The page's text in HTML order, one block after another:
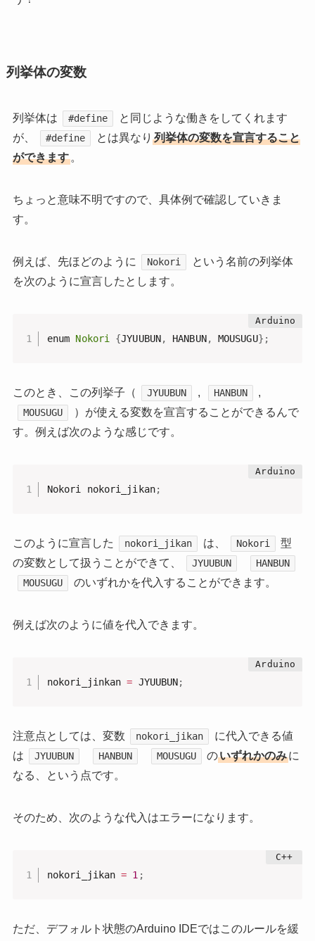
列挙体の変数
列挙体は #define
と同じような働きをしてくれます
が、
#define とは異なり 列挙体の変数を宣言すること
ができます。
ちょっと意味不明ですので、具体例で確認していきま
す。
例えば、先ほどのように Nokori
という名前の列挙体
を次のように宣言したとします。
enum Nokori {JYUUBUN, HANBUN, MOUSUGU} ;
このとき、この列挙子（ JYUUBUN , HANBUN ,
MOUSUGU
）が使える変数を宣言することができるんで
す。例えば次のような感じです。
Nokori nokori_jikan;
このように宣言した nokori_jikan は、 Nokori
型
の変数として扱うことができて、
JYUUBUN
HANBUN
MOUSUGU
のいずれかを代入することができます。
例えば次のように値を代入できます。
nokori_jinkan = JYUUBUN;
注意点としては、変数 nokori_jikan
に代入できる値
は
JYUUBUN HANBUN MOUSUGU のいずれかのみに
なる、という点です。
そのため、次のような代入はエラーになります。
nokori_jikan = 1 ;
ただ、デフォルト状態のArduino IDEではこのルールを緩